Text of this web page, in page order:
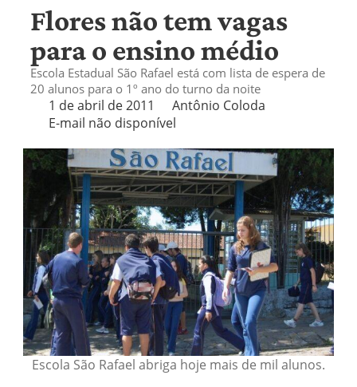
Flores não tem vagas
para o ensino médio
Escola Estadual São Rafael está com lista de espera de
20 alunos para o 1º ano do turno da noite
1 de abril de 2011
Antônio Coloda
E-mail não disponível
Escola São Rafael abriga hoje mais de mil alunos.